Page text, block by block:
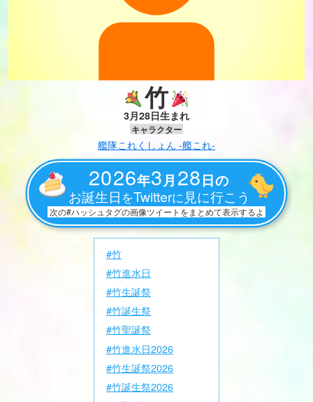
竹
3月28日生まれ
キャラクター
艦隊これくしょん -艦これ-
2026年3月 28日の
お誕生日 をTwitterに 見に行こう
次の#ハッシュタグの画像ツイートをまとめて表示するよ
#竹
#竹進水日
#竹生誕祭
#竹誕生祭
#竹聖誕祭
#竹進水日2026
#竹生誕祭2026
#竹誕生祭2026